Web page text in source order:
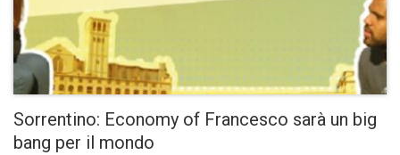
Sorrentino: Economy of Francesco sarà un big
bang per il mondo